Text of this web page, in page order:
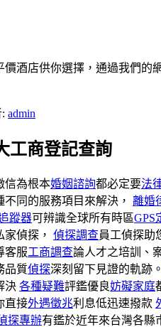
酒店供你選擇，通過我們
admin
工商登記查詢
信為根本婚姻諮詢都必定要法
不同的服務項目來解決， 離婚
蹤器可辨識全球所有時區GPS
偵探， 偵探調查員工偵探助
客服工商調查論人才之培訓、
品質偵探深刻留下見證的軌跡。
決 各種疑難評鑑優良妨礙家庭
直接外遇徵兆利息低迅速撥款
探專辦有鑑於近年來台灣各縣